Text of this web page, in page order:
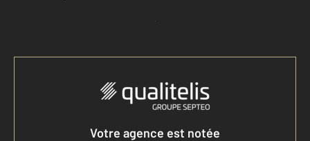
Accéder à mon compte
Votre agence est notée